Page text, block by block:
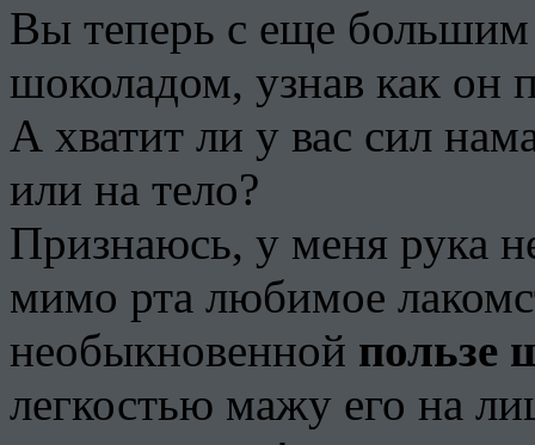
Вы теперь с еще большим
шоколадом, узнав как он
А хватит ли у вас сил
или на тело?
Признаюсь, у меня рука
мимо рта любимое
необыкновенной пользе
легкостью мажу его на